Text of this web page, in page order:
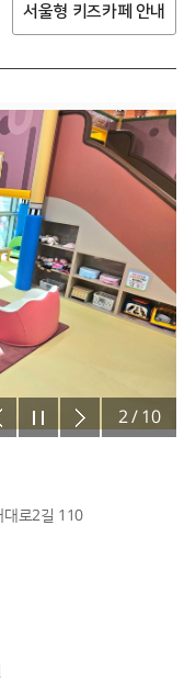
서울형 키즈카페 안내
2/ 10
대로2길 110